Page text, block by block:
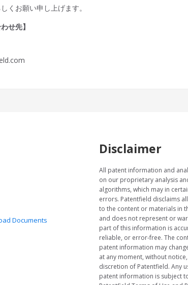
くお願い申し上げます。
せ先】
Documents
Disclaimer
All patent information and
on our proprietary analysis
algorithms, which may in
errors. Patentfield disclaims
to the content or materials in
and does not represent or
part of this information is
reliable, or error-free. The
patent information may
at any moment, without
discretion of Patentfield. Any
patent information is subject